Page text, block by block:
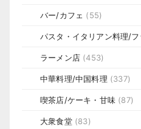
バー/カフェ (55)
パスタ・イタリアン料理/フ
ラーメン店 (453)
中華料理/中国料理 (337)
喫茶店/ケーキ・甘味 (87)
大衆食堂(83)